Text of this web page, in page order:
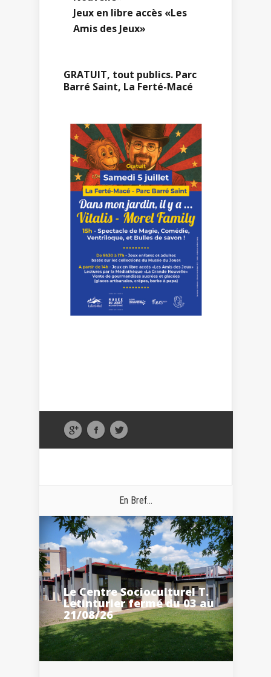
Jeux en libre accès «Les
Amis des Jeux»
GRATUIT, tout publics. Parc
Barré Saint, La Ferté-Macé
En Bref...
Le Centre Socioculturel T.
Letinturier fermé du 03 au
21/08/26